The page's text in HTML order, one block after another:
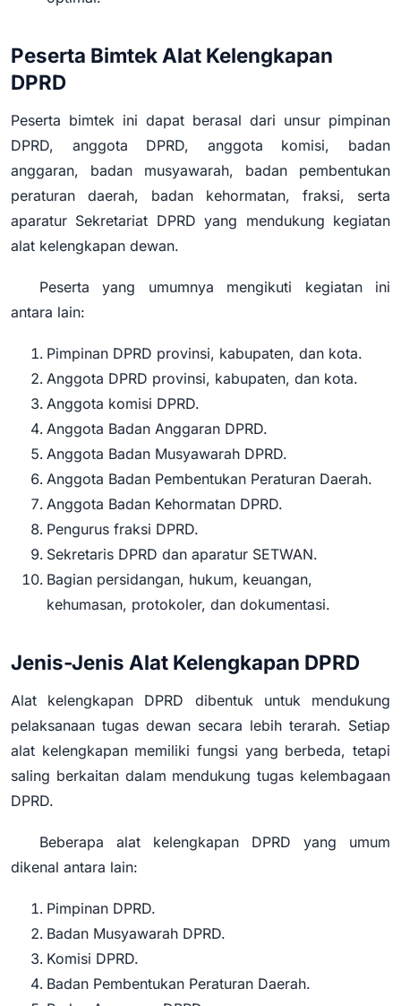
Peserta Bimtek Alat Kelengkapan
DPRD
Peserta bimtek ini dapat berasal dari unsur pimpinan
DPRD, anggota DPRD, anggota komisi, badan
anggaran, badan musyawarah, badan pembentukan
peraturan daerah, badan kehormatan, fraksi, serta
aparatur Sekretariat DPRD yang mendukung kegiatan
alat kelengkapan dewan.
Peserta yang umumnya mengikuti kegiatan ini
antara lain:
Pimpinan DPRD provinsi, kabupaten, dan kota.
Anggota DPRD provinsi, kabupaten, dan kota.
Anggota komisi DPRD.
Anggota Badan Anggaran DPRD.
Anggota Badan Musyawarah DPRD.
Anggota Badan Pembentukan Peraturan Daerah.
Anggota Badan Kehormatan DPRD.
Pengurus fraksi DPRD.
Sekretaris DPRD dan aparatur SETWAN.
Bagian persidangan, hukum, keuangan,
kehumasan, protokoler, dan dokumentasi.
Jenis-Jenis Alat Kelengkapan DPRD
Alat kelengkapan DPRD dibentuk untuk mendukung
pelaksanaan tugas dewan secara lebih terarah. Setiap
alat kelengkapan memiliki fungsi yang berbeda, tetapi
saling berkaitan dalam mendukung tugas kelembagaan
DPRD.
Beberapa alat kelengkapan DPRD yang umum
dikenal antara lain:
Pimpinan DPRD.
Badan Musyawarah DPRD.
Komisi DPRD.
Badan Pembentukan Peraturan Daerah.